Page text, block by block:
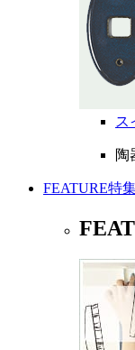
ス
陶
FEATURE特